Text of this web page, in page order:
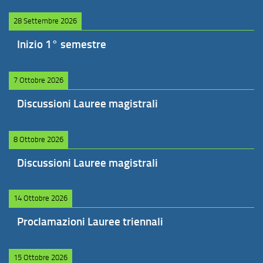
28 Settembre 2026
Inizio 1° semestre
7 Ottobre 2026
Discussioni Lauree magistrali
8 Ottobre 2026
Discussioni Lauree magistrali
14 Ottobre 2026
Proclamazioni Lauree triennali
15 Ottobre 2026